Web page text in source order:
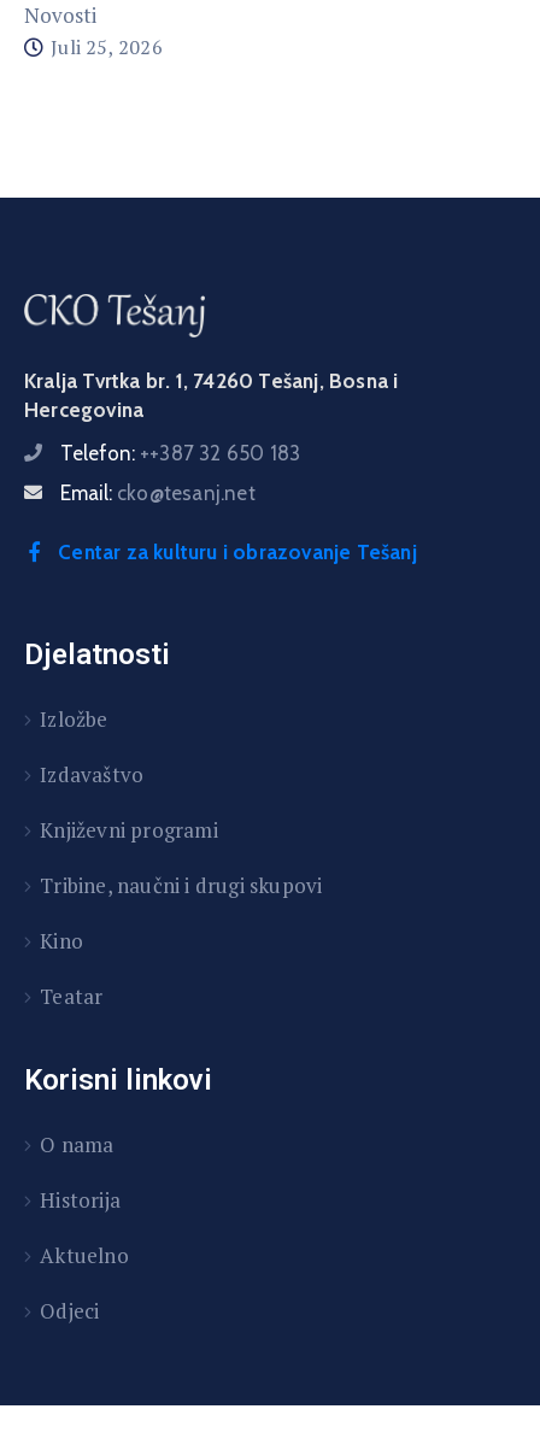
Novosti
Juli 25, 2026
Kralja Tvrtka br. 1, 74260 Tešanj, Bosna i
Hercegovina
Telefon: ++387 32 650 183
Email: cko@tesanj.net
Centar za kulturu i obrazovanje Tešanj
Djelatnosti
Izložbe
Izdavaštvo
Književni programi
Tribine, naučni i drugi skupovi
Kino
Teatar
Korisni linkovi
O nama
Historija
Aktuelno
Odjeci